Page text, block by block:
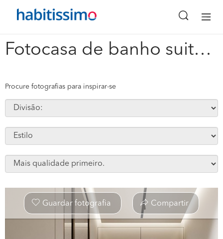
Fotocasa de banho suite #309466
x
Procure fotografias para inspirar-se
Guardar fotografia Compartir